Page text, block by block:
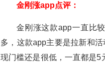
金刚涨app点评：
金刚涨这款app一直比
多，这款app主要是拉新和
现门槛还是很低，一直都是5